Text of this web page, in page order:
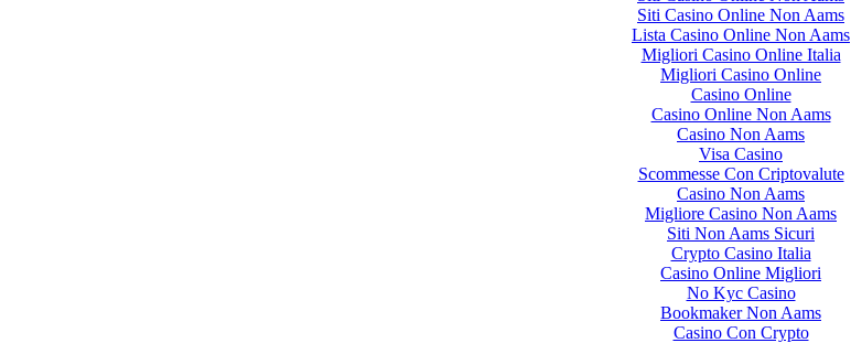
Siti Casino Online Non Aams
Lista Casino Online Non Aams
Migliori Casino Online Italia
Migliori Casino Online
Casino Online
Casino Online Non Aams
Casino Non Aams
Visa Casino
Scommesse Con Criptovalute
Casino Non Aams
Migliore Casino Non Aams
Siti Non Aams Sicuri
Crypto Casino Italia
Casino Online Migliori
No Kyc Casino
Bookmaker Non Aams
Casino Con Crypto